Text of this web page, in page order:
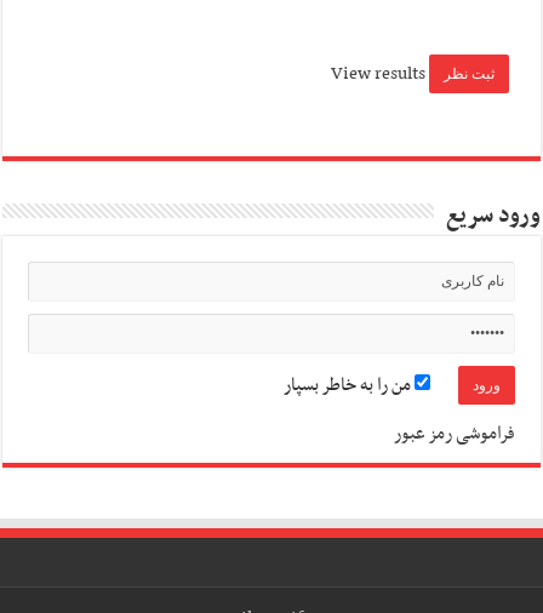
View results
ورود سریع
من را به خاطر بسپار
فراموشی رمز عبور